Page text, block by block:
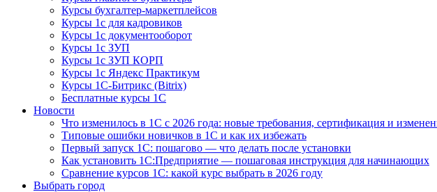
Курсы бухгалтер-маркетплейсов
Курсы 1с для кадровиков
Курсы 1с документооборот
Курсы 1с ЗУП
Курсы 1с ЗУП КОРП
Курсы 1с Яндекс Практикум
Курсы 1С-Битрикс (Bitrix)
Бесплатные курсы 1С
Новости
Что изменилось в 1С с 2026 года: новые требования, сертификация и
Типовые ошибки новичков в 1С и как их избежать
Первый запуск 1С: пошагово — что делать после установки
Как установить 1С:Предприятие — пошаговая инструкция для начинающих
Сравнение курсов 1С: какой курс выбрать в 2026 году
Выбрать город